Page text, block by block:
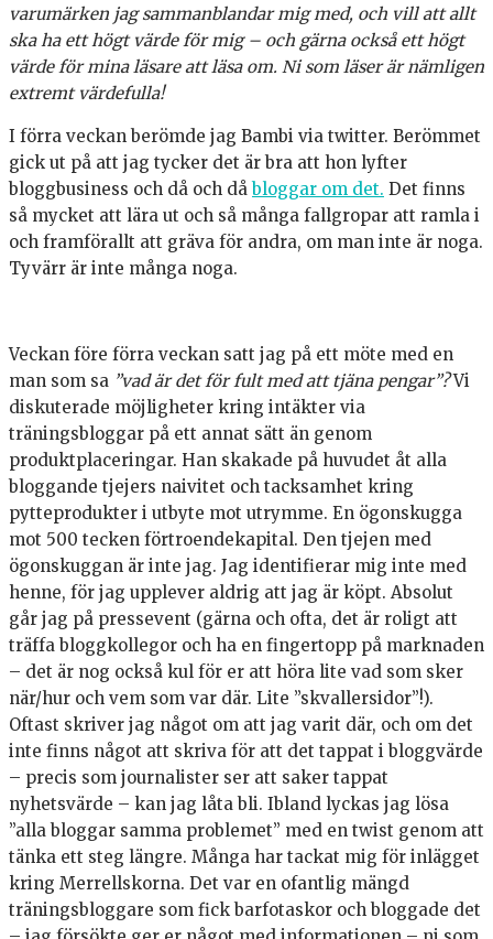
varumärken jag sammanblandar mig med, och vill att allt
ska ha ett högt värde för mig – och gärna också ett högt
värde för mina läsare att läsa om. Ni som läser är nämligen
extremt värdefulla!
I förra veckan berömde jag Bambi via twitter. Berömmet
gick ut på att jag tycker det är bra att hon lyfter
bloggbusiness och då och då bloggar om det. Det finns
så mycket att lära ut och så många fallgropar att ramla i
och framförallt att gräva för andra, om man inte är noga.
Tyvärr är inte många noga.
Veckan före förra veckan satt jag på ett möte med en
man som sa ”vad är det för fult med att tjäna pengar”?Vi
diskuterade möjligheter kring intäkter via
träningsbloggar på ett annat sätt än genom
produktplaceringar. Han skakade på huvudet åt alla
bloggande tjejers naivitet och tacksamhet kring
pytteprodukter i utbyte mot utrymme. En ögonskugga
mot 500 tecken förtroendekapital. Den tjejen med
ögonskuggan är inte jag. Jag identifierar mig inte med
henne, för jag upplever aldrig att jag är köpt. Absolut
går jag på pressevent (gärna och ofta, det är roligt att
träffa bloggkollegor och ha en fingertopp på marknaden
– det är nog också kul för er att höra lite vad som sker
när/hur och vem som var där. Lite ”skvallersidor”!).
Oftast skriver jag något om att jag varit där, och om det
inte finns något att skriva för att det tappat i bloggvärde
– precis som journalister ser att saker tappat
nyhetsvärde – kan jag låta bli. Ibland lyckas jag lösa
”alla bloggar samma problemet” med en twist genom att
tänka ett steg längre. Många har tackat mig för inlägget
kring Merrellskorna. Det var en ofantlig mängd
träningsbloggare som fick barfotaskor och bloggade det